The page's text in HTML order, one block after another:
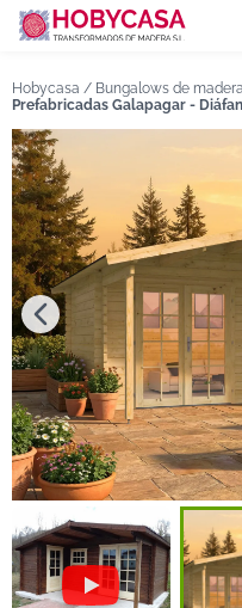
Hobycasa / Bungalows de
Prefabricadas Galapagar -